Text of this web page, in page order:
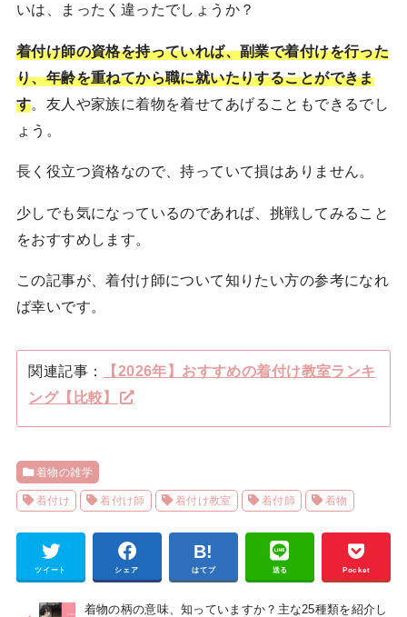
いは、まったく違ったでしょうか？
着付け師の資格を持っていれば、副業で着付けを行った
り、年齢を重ねてから職に就いたりすることができま
す。友人や家族に着物を着せてあげることもできるでし
ょう。
長く役立つ資格なので、持っていて損はありません。
少しでも気になっているのであれば、挑戦してみること
をおすすめします。
この記事が、着付け師について知りたい方の参考になれ
ば幸いです。
関連記事：
【2026年】おすすめの着付け教室ランキ
ング【比較】
着物の雑学
着付け 着付け師 着付け教室 着付師 着物
ツイート シェア はてブ 送る Pocket
着物の柄の意味、知っていますか？主な25種類を紹介し